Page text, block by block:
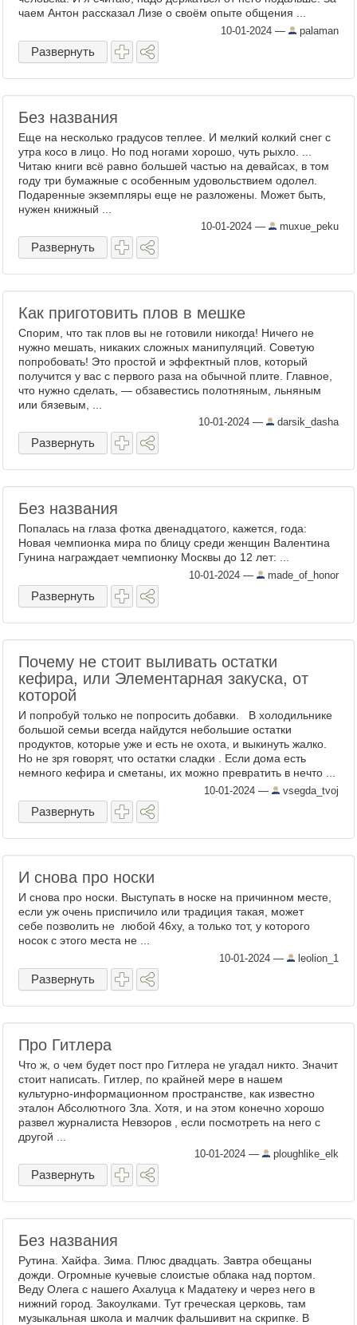
чаем Антон рассказал Лизе о своём опыте общения ...
10-01-2024 — palaman
Развернуть
Без названия
Еще на несколько градусов теплее. И мелкий колкий снег с
утра косо в лицо. Но под ногами хорошо, чуть рыхло. ...
Читаю книги всё равно большей частью на девайсах, в том
году три бумажные с особенным удовольствием одолел.
Подаренные экземпляры еще не разложены. Может быть,
нужен книжный ...
10-01-2024 — muxue_peku
Развернуть
Как приготовить плов в мешке
Спорим, что так плов вы не готовили никогда! Ничего не
нужно мешать, никаких сложных манипуляций. Советую
попробовать! Это простой и эффектный плов, который
получится у вас с первого раза на обычной плите. Главное,
что нужно сделать, — ​обзавестись полотняным, льняным
или бязевым, ...
10-01-2024 — darsik_dasha
Развернуть
Без названия
Попалась на глаза фотка двенадцатого, кажется, года:
Новая чемпионка мира по блицу среди женщин Валентина
Гунина награждает чемпионку Москвы до 12 лет: ...
10-01-2024 — made_of_honor
Развернуть
Почему не стоит выливать остатки
кефира, или Элементарная закуска, от
которой
И попробуй только не попросить добавки. В холодильнике
большой семьи всегда найдутся небольшие остатки
продуктов, которые уже и есть не охота, и выкинуть жалко.
Но не зря говорят, что остатки сладки . Если дома есть
немного кефира и сметаны, их можно превратить в нечто ...
10-01-2024 — vsegda_tvoj
Развернуть
И снова про носки
И снова про носки. Выступать в носке на причинном месте,
если уж очень приспичило или традиция такая, может
себе позволить не любой 46ху, а только тот, у которого
носок с этого места не ...
10-01-2024 — leolion_1
Развернуть
Про Гитлера
Что ж, о чем будет пост про Гитлера не угадал никто. Значит
стоит написать. Гитлер, по крайней мере в нашем
культурно-информационном пространстве, как известно
эталон Абсолютного Зла. Хотя, и на этом конечно хорошо
развел журналиста Невзоров , если посмотреть на него с
другой ...
10-01-2024 — ploughlike_elk
Развернуть
Без названия
Рутина. Хайфа. Зима. Плюс двадцать. Завтра обещаны
дожди. Огромные кучевые слоистые облака над портом.
Веду Олега с нашего Ахалуца к Мадатеку и через него в
нижний город. Закоулками. Тут греческая церковь, там
музыкальная школа и малчик фальшивит на скрипке. В